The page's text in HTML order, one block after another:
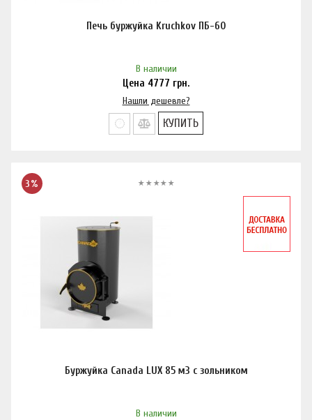
Печь буржуйка Kruchkov ПБ-60
В наличии
Цена 4777 грн.
Нашли дешевле?
КУПИТЬ
3%
Буржуйка Canada LUX 85 м3 с зольником
В наличии